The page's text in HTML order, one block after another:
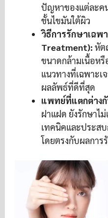
ปัญหาของแต่ละค
ชั้นไขมันใต้ผิว
วิธีการรักษาเฉพ
Treatment): หัต
ขนาดกล้ามเนื้อหรื
แนวทางที่เฉพาะเ
ผลลัพธ์ที่ดีที่สุด
แพทย์ที่แตกต่าง
ฝาแฝด ยังรักษาไ
เทคนิคและประส
โดยตรงกับผลการ